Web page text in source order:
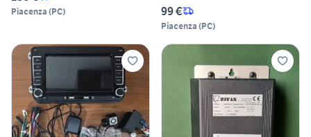
Piacenza (PC) 99 €
Piacenza (PC)